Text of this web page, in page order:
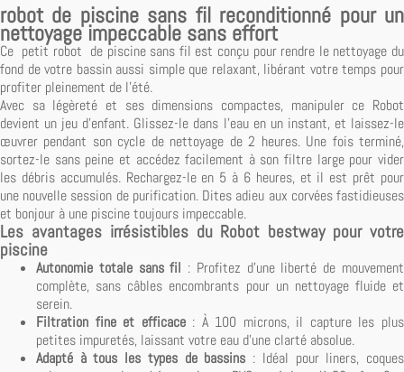
robot de piscine sans fil reconditionné pour un
nettoyage impeccable sans effort
Ce petit robot de piscine sans fil est conçu pour rendre le nettoyage du
fond de votre bassin aussi simple que relaxant, libérant votre temps pour
profiter pleinement de l'été.
Avec sa légèreté et ses dimensions compactes, manipuler ce Robot
devient un jeu d'enfant. Glissez-le dans l'eau en un instant, et laissez-le
œuvrer pendant son cycle de nettoyage de 2 heures. Une fois terminé,
sortez-le sans peine et accédez facilement à son filtre large pour vider
les débris accumulés. Rechargez-le en 5 à 6 heures, et il est prêt pour
une nouvelle session de purification. Dites adieu aux corvées fastidieuses
et bonjour à une piscine toujours impeccable.
Les avantages irrésistibles du Robot bestway pour votre
piscine
Autonomie totale sans fil : Profitez d'une liberté de mouvement
complète, sans câbles encombrants pour un nettoyage fluide et
serein.
Filtration fine et efficace: À 100 microns, il capture les plus
petites impuretés, laissant votre eau d'une clarté absolue.
Adapté à tous les types de bassins : Idéal pour liners, coques